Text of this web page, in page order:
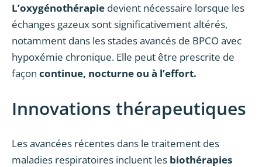
L’oxygénothérapie devient nécessaire lorsque les
échanges gazeux sont significativement altérés,
notamment dans les stades avancés de BPCO avec
hypoxémie chronique. Elle peut être prescrite de
façon continue, nocturne ou à l’effort.
Innovations thérapeutiques
Les avancées récentes dans le traitement des
maladies respiratoires incluent les biothérapies